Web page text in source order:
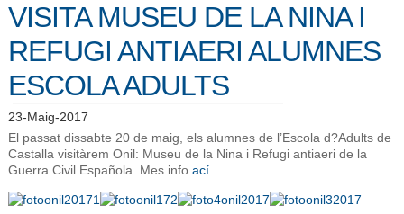
VISITA MUSEU DE LA NINA I
REFUGI ANTIAERI ALUMNES
ESCOLA ADULTS
23-Maig-2017
El passat dissabte 20 de maig, els alumnes de l’Escola d?Adults de
Castalla visitàrem Onil: Museu de la Nina i Refugi antiaeri de la
Guerra Civil Española. Mes info ací